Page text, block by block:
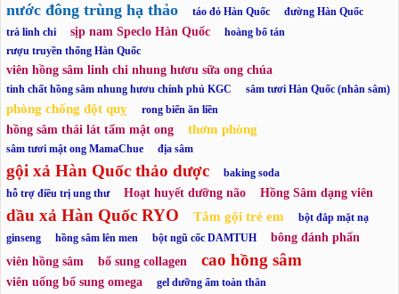
nước đông trùng hạ thảo táo đỏ Hàn Quốc
đường Hàn Quốc
trà linh chi
sịp nam Speclo Hàn Quốc
hoàng bổ tán
rượu truyền thống Hàn Quốc
viên hồng sâm linh chi nhung hươu sữa ong chúa
tinh chất hồng sâm nhung hươu chính phủ KGC sâm tươi Hàn Quốc (nhân sâm)
phòng chống đột quỵ rong biển ăn liền
hồng sâm thái lát tẩm mật ong thơm phòng
sâm tươi mật ong MamaChue địa sâm
gội xả Hàn Quốc thảo dược
baking soda
hỗ trợ điều trị ung thư
Hoạt huyết dưỡng não Hồng Sâm dạng viên
dầu xả Hàn Quốc RYO Tắm gội trẻ em
bột đắp mặt nạ
ginseng
hồng sâm lên men bột ngũ cốc DAMTUH
bông đánh phấn
viên hồng sâm
bổ sung collagen cao hồng sâm
viên uống bổ sung omega gel dưỡng ẩm toàn thân